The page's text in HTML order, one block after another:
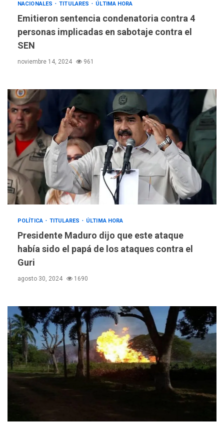
NACIONALES TITULARES ÚLTIMA HORA
Emitieron sentencia condenatoria contra 4
personas implicadas en sabotaje contra el
SEN
noviembre 14, 2024 961
POLÍTICA TITULARES ÚLTIMA HORA
Presidente Maduro dijo que este ataque
había sido el papá de los ataques contra el
Guri
agosto 30, 2024 1690